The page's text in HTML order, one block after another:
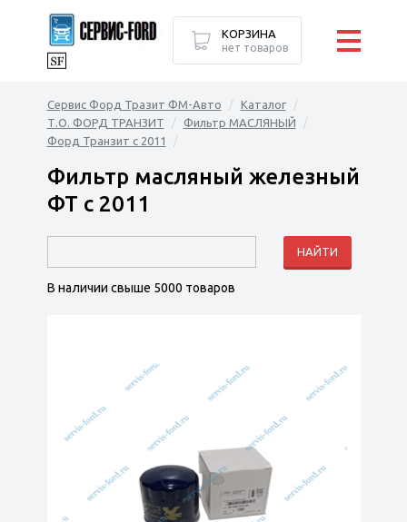
Сервис Форд Тразит ФМ-Авто
Каталог
Т.О. ФОРД ТРАНЗИТ
Фильтр МАСЛЯНЫЙ
Форд Транзит с 2011
Фильтр масляный железный
ФТ с 2011
В наличии свыше 5000 товаров
КОРЗИНА
нет товаров